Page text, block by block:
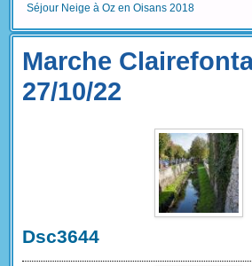
Séjour Neige à Oz en Oisans 2018
Marche
27/10/22
Dsc3644